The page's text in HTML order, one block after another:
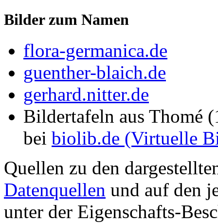
Bilder zum Namen
flora-germanica.de
guenther-blaich.de
gerhard.nitter.de
Bildertafeln aus Thomé
bei biolib.de (Virtuelle
Quellen zu den
Datenquellen und auf den
unter der Eigenschafts-